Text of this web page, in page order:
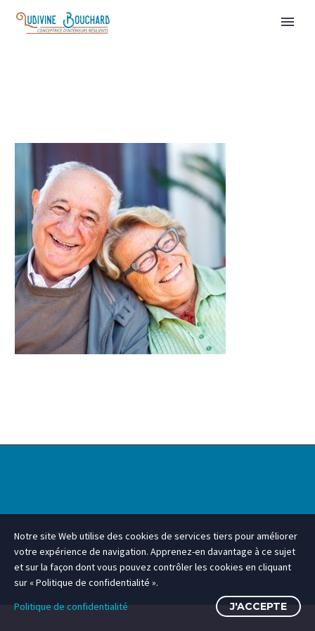
Mentions légales Politique de confidentialité
Notre site Web utilise des cookies de services tiers pour améliorer
votre expérience de navigation. Apprenez-en davantage à ce sujet
et sur la façon dont vous pouvez contrôler les cookies en cliquant
sur « Politique de confidentialité ».
Politique de confidentialité
J'ACCEPTE